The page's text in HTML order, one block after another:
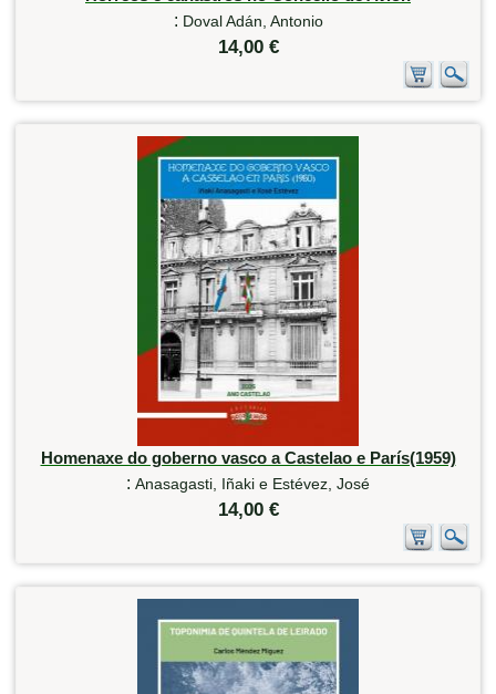
: Doval Adán, Antonio
14,00 €
Homenaxe do goberno vasco a Castelao e París(1959)
: Anasagasti, Iñaki e Estévez, José
14,00 €